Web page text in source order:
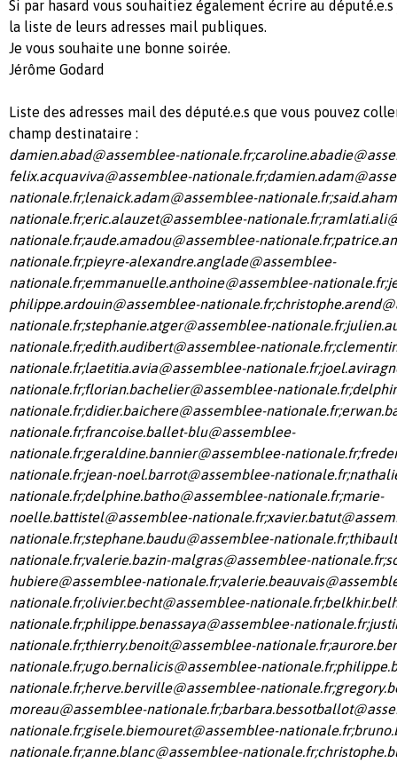
Si par hasard vous souhaitiez également écrire au
la liste de leurs adresses mail publiques.
Je vous souhaite une bonne soirée.
Jérôme Godard
Liste des adresses mail des député.e.s que vous pouvez
champ destinataire :
damien.abad@assemblee-nationale.fr;
felix.acquaviva@assemblee-nationale.fr;
nationale.fr;lenaick.adam@assemblee-nationale.fr;
nationale.fr;eric.alauzet@assemblee-nationale.fr;
nationale.fr;aude.amadou@assemblee-nationale.fr;
nationale.fr;pieyre-alexandre.anglade@assemblee-
nationale.fr;emmanuelle.anthoine@assemblee-nationale.fr;
philippe.ardouin@assemblee-nationale.fr;
nationale.fr;stephanie.atger@assemblee-nationale.fr;
nationale.fr;edith.audibert@assemblee-nationale.fr;
nationale.fr;laetitia.avia@assemblee-nationale.fr;
nationale.fr;florian.bachelier@assemblee-nationale.fr;
nationale.fr;didier.baichere@assemblee-nationale.fr;
nationale.fr;francoise.ballet-blu@assemblee-
nationale.fr;geraldine.bannier@assemblee-nationale.fr;
nationale.fr;jean-noel.barrot@assemblee-nationale.fr;
nationale.fr;delphine.batho@assemblee-nationale.fr;marie-
noelle.battistel@assemblee-nationale.fr;
nationale.fr;stephane.baudu@assemblee-nationale.fr;
nationale.fr;valerie.bazin-malgras@assemblee-nationale.fr;
hubiere@assemblee-nationale.fr;
nationale.fr;olivier.becht@assemblee-nationale.fr;
nationale.fr;philippe.benassaya@assemblee-nationale.fr;
nationale.fr;thierry.benoit@assemblee-nationale.fr;
nationale.fr;ugo.bernalicis@assemblee-nationale.fr;
nationale.fr;herve.berville@assemblee-nationale.fr;
moreau@assemblee-nationale.fr;
nationale.fr;gisele.biemouret@assemblee-nationale.fr;
nationale.fr;anne.blanc@assemblee-nationale.fr;